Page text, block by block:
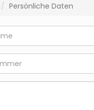
Persönliche Daten